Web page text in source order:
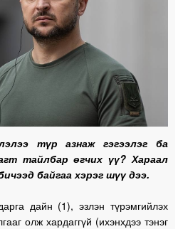
түр азнаж гэгээлэг ба
тайлбар өгчих үү? Хараал
байгаа хэрэг шүү дээ.
дайн (1), эзлэн түрэмгийлэх
олж хардаггүй (ихэнхдээ тэнэг